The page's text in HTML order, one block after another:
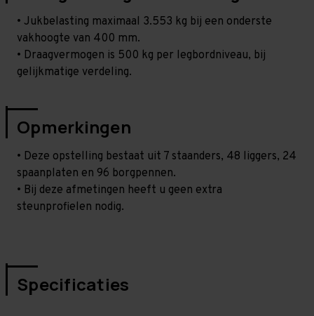
• Jukbelasting maximaal 3.553 kg bij een onderste
vakhoogte van 400 mm.
• Draagvermogen is 500 kg per legbordniveau, bij
gelijkmatige verdeling.
Opmerkingen
• Deze opstelling bestaat uit 7 staanders, 48 liggers, 24
spaanplaten en 96 borgpennen.
• Bij deze afmetingen heeft u geen extra
steunprofielen nodig.
Specificaties